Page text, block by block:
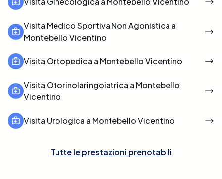
Visita Medico Sportiva Non Agonistica a
Montebello Vicentino
Visita Ortopedica a Montebello Vicentino
Visita Otorinolaringoiatrica a Montebello
Vicentino
Visita Urologica a Montebello Vicentino
Tutte le prestazioni prenotabili